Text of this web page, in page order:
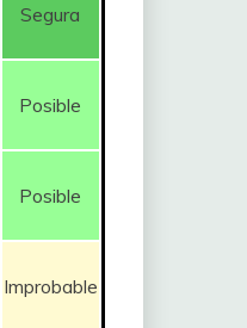
Segura
Posible
Posible
Improbable